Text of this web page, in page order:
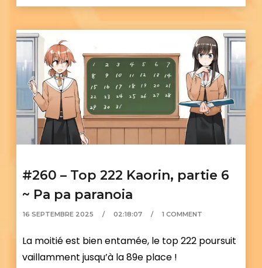
#260 – Top 222 Kaorin, partie 6
~ Pa pa paranoia
16 SEPTEMBRE 2025 02:18:07 1 COMMENT
La moitié est bien entamée, le top 222 poursuit
vaillamment jusqu’à la 89e place !